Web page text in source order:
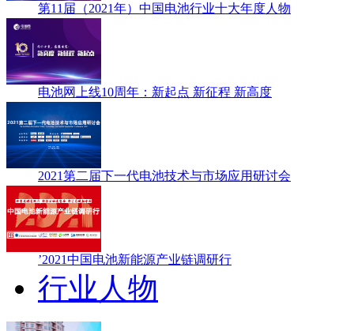
第11届（2021年）中国电池行业十大年度人物
电池网上线10周年：新起点 新征程 新高度
2021第二届下一代电池技术与市场应用研讨会
’2021中国电池新能源产业链调研行
行业人物